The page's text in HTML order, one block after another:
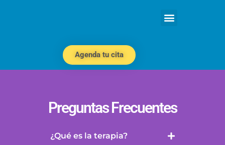
Agenda tu cita
Preguntas Frecuentes
¿Qué es la terapia?